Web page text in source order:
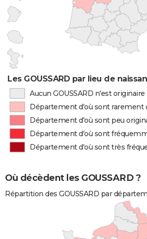
Les GOUSSARD par lieu de
Aucun GOUSSARD n'est
Département d'où sont rarement
Département d'où sont peu
Département d'où sont
Département d'où sont très
Où décèdent les GOUSSARD ?
Répartition des GOUSSARD par